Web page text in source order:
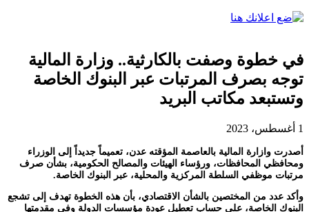
في خطوة وصفت بالكارثية.. وزارة المالية
توجه بصرف المرتبات عبر البنوك الخاصة
وتستبعد مكاتب البريد
1 أغسطس، 2023
أصدرت وازارة المالية بالعاصمة المؤقته عدن، تعميماً جديداً إلى الوزراء
ومحافظي المحافظات، ورؤساء الهيئات والمصالح الحكومية، بشأن صرف
مرتبات موظفي السلطة المركزية والمحلية، عبر البنوك الخاصة.
وأكد عدد من المختصين بالشأن الاقتصادي، بأن هذه الخطوة تهدف إلى تشجع
البنوك الخاصة، على حساب تعطيل عودة مؤسسات الدولة وفي مقدمتها